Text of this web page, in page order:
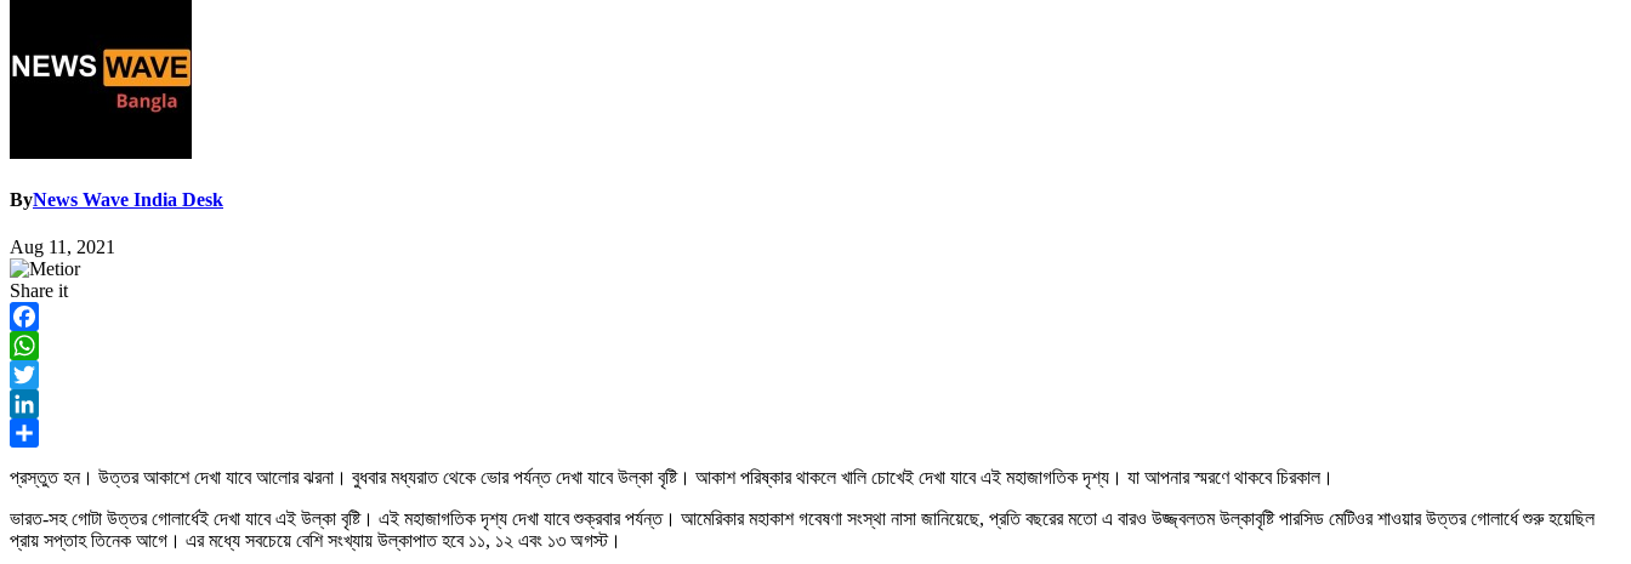
ByNews Wave India Desk
Aug 11, 2021
Share it
Facebook
WhatsApp
Twitter
LinkedIn
প্রস্তুত হন। উত্তর আকাশে দেখা যাবে আলোর ঝরনা। বুধবার মধ্যরাত থেকে ভোর পর্যন্ত দেখা যাবে উল্কা বৃষ্টি। আকাশ পরিষ্কার থাকলে খালি চোখেই দেখা যাবে এই মহাজাগতিক দৃশ্য। যা আপনার স্মরণে থাকবে চিরকাল।
ভারত-সহ গোটা উত্তর গোলার্ধেই দেখা যাবে এই উল্কা বৃষ্টি। এই মহাজাগতিক দৃশ্য দেখা যাবে শুক্রবার পর্যন্ত। আমেরিকার মহাকাশ গবেষণা সংস্থা নাসা জানিয়েছে, প্রতি বছরের মতো এ বারও উজ্জ্বলতম উল্কাবৃষ্টি পারসিড মেটিওর শাওয়ার উত্তর গোলার্ধে শুরু হয়েছিল
প্রায় সপ্তাহ তিনেক আগে। এর মধ্যে সবচেয়ে বেশি সংখ্যায় উল্কাপাত হবে ১১, ১২ এবং ১৩ অগস্ট।